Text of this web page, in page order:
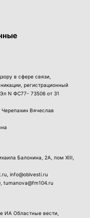
в сфере связи,
регистрационный
N ФС77- 73506 от 31
Вячеслав
Балонина, 2А, пом XIII,
info@oblvesti.ru
, tumanova@fm104.ru
ИА Областные вести,